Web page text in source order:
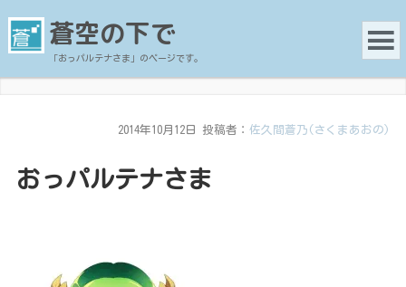
蒼空の下で
「おっパルテナさま」のページです。
2014年10月12日 投稿者：佐久間蒼乃(さくまあおの)
おっパルテナさま